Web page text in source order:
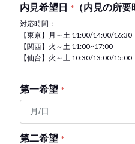
内見希望日 * （内見の所
対応時間：
【東京】月～土 11:00/14:00/16:30
【関西】火～土 11:00~17:00
【仙台】火～土 10:30/13:00/15:00
第一希望 *
第二希望 *